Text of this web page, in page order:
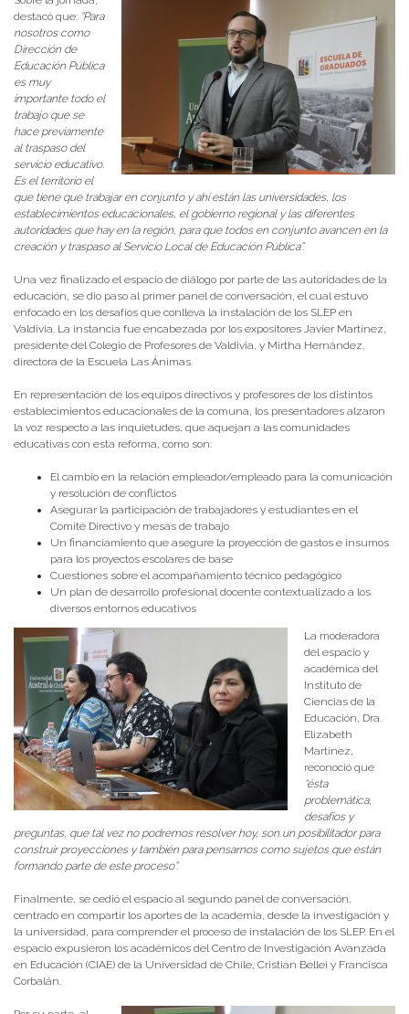
destacó que: “Para
nosotros como
Dirección de
Educación Pública
es muy
importante todo el
trabajo que se
hace previamente
al traspaso del
servicio educativo.
Es el territorio el
que tiene que trabajar en conjunto y ahí están las universidades, los
establecimientos educacionales, el gobierno regional y las diferentes
autoridades que hay en la región, para que todos en conjunto avancen en la
creación y traspaso al Servicio Local de Educación Pública”.
Una vez finalizado el espacio de diálogo por parte de las autoridades de la
educación, se dio paso al primer panel de conversación, el cual estuvo
enfocado en los desafíos que conlleva la instalación de los SLEP en
Valdivia. La instancia fue encabezada por los expositores Javier Martínez,
presidente del Colegio de Profesores de Valdivia, y Mirtha Hernández,
directora de la Escuela Las Ánimas.
En representación de los equipos directivos y profesores de los distintos
establecimientos educacionales de la comuna, los presentadores alzaron
la voz respecto a las inquietudes, que aquejan a las comunidades
educativas con esta reforma, como son:
El cambio en la relación empleador/empleado para la comunicación
y resolución de conflictos
Asegurar la participación de trabajadores y estudiantes en el
Comité Directivo y mesas de trabajo
Un financiamiento que asegure la proyección de gastos e insumos
para los proyectos escolares de base
Cuestiones sobre el acompañamiento técnico pedagógico
Un plan de desarrollo profesional docente contextualizado a los
diversos entornos educativos
La moderadora
del espacio y
académica del
Instituto de
Ciencias de la
Educación, Dra.
Elizabeth
Martínez,
reconoció que
“ésta
problemática,
desafíos y
preguntas, que tal vez no podremos resolver hoy, son un posibilitador para
construir proyecciones y también para pensarnos como sujetos que están
formando parte de este proceso”.
Finalmente, se cedió el espacio al segundo panel de conversación,
centrado en compartir los aportes de la academia, desde la investigación y
la universidad, para comprender el proceso de instalación de los SLEP. En el
espacio expusieron los académicos del Centro de Investigación Avanzada
en Educación (CIAE) de la Universidad de Chile, Cristian Bellei y Francisca
Corbalán.